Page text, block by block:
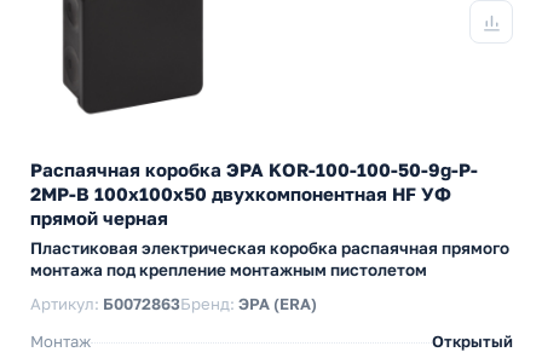
Распаячная коробка ЭРА KOR-100-100-50-9g-P-
2MP-B 100х100х50 двухкомпонентная HF УФ
прямой черная
Пластиковая электрическая коробка распаячная прямого
монтажа под крепление монтажным пистолетом
Артикул: Б0072863Бренд: ЭРА (ERA)
Монтаж
Открытый